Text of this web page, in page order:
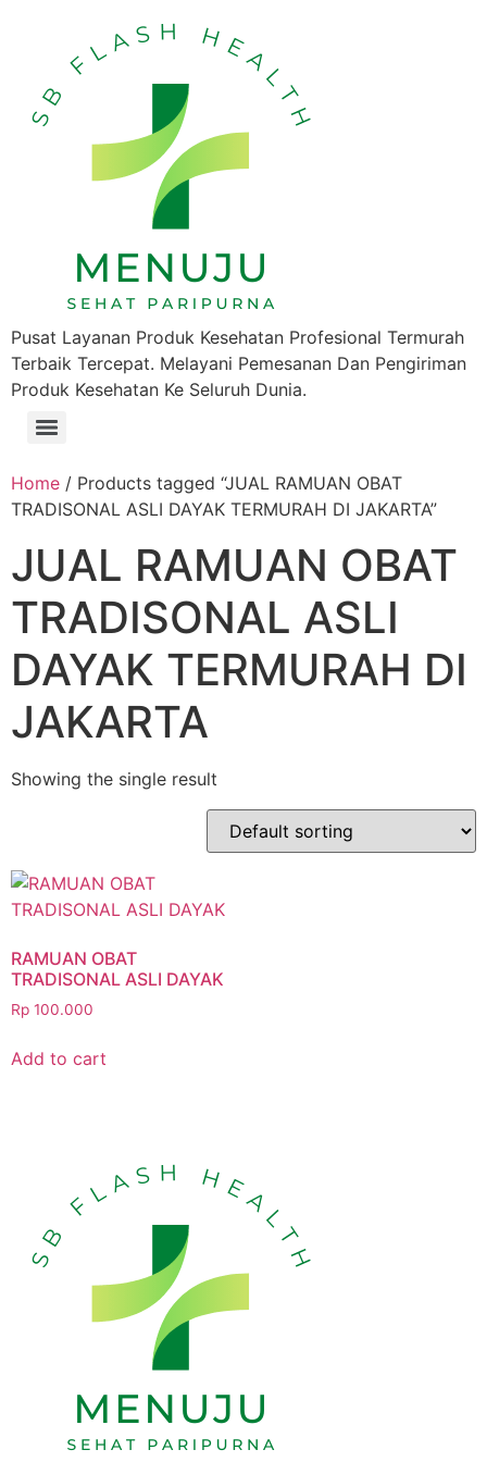
Pusat Layanan Produk Kesehatan Profesional Termurah
Terbaik Tercepat. Melayani Pemesanan Dan Pengiriman
Produk Kesehatan Ke Seluruh Dunia.
Home / Products tagged “JUAL RAMUAN OBAT
TRADISONAL ASLI DAYAK TERMURAH DI JAKARTA”
JUAL RAMUAN OBAT
TRADISONAL ASLI
DAYAK TERMURAH DI
JAKARTA
Showing the single result
RAMUAN OBAT
TRADISONAL ASLI DAYAK
Rp 100.000
Add to cart